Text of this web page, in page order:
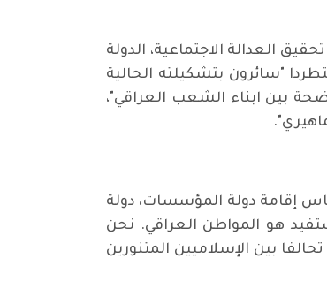
العدالة الاجتماعية، الدولة
"سائرون بتشكيلته الحالية
بين ابناء الشعب العراقي"،
إقامة دولة المؤسسات، دولة
هو المواطن العراقي. نحن
بين الإسلاميين المتنورين